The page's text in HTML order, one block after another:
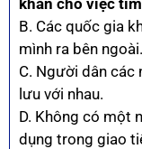
B. Các quốc gia
mình ra bên ngoài.
C. Người dân các
lưu với nhau.
D. Không có một
dụng trong giao